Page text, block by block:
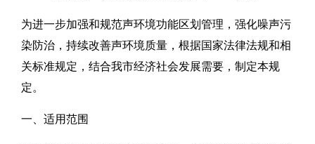
为进一步加强和规范声环境功能区划管理，强化噪声污
染防治，持续改善声环境质量，根据国家法律法规和相
关标准规定，结合我市经济社会发展需要，制定本规
定。
一、适用范围